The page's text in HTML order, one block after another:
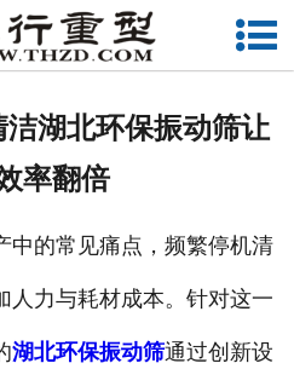
网站首页
联系我们
湖北环保振动筛让
率翻倍
的常见痛点，频繁停机清
人力与耗材成本。针对这一
湖北环保振动筛通过创新设